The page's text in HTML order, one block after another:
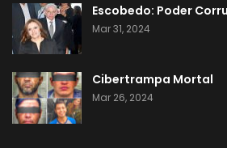
Escobedo: Poder
Mar 31, 2024
Cibertrampa Mortal
Mar 26, 2024